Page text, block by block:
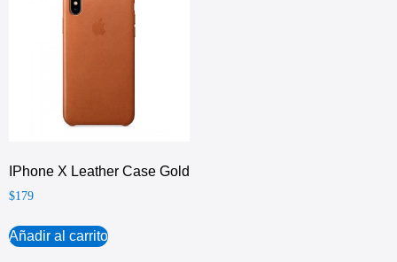
IPhone X Leather Case Gold
$179
Añadir al carrito